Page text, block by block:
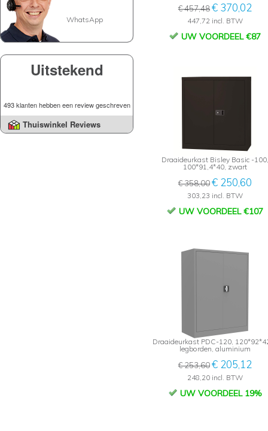
WhatsApp
Uitstekend
493 klanten hebben een review geschreven
Thuiswinkel Reviews
€ 457,48€ 370,02
447,72 incl. BTW
UW VOORDEEL €87
Draaideurkast Bisley Basic -100,
100*91,4*40, zwart
€ 358,00€ 250,60
303,23 incl. BTW
UW VOORDEEL €107
Draaideurkast PDC-120,
legborden, aluminium
€ 253,60€ 205,12
248,20 incl. BTW
UW VOORDEEL 19%